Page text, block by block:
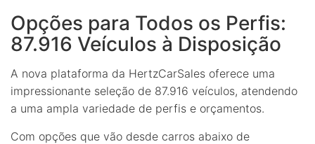
Opções para Todos os Perfis:
87.916 Veículos à Disposição
A nova plataforma da HertzCarSales oferece uma
impressionante seleção de 87.916 veículos, atendendo
a uma ampla variedade de perfis e orçamentos.
Com opções que vão desde carros abaixo de